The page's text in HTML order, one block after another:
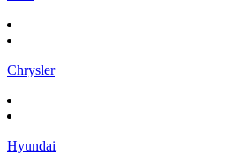
Chrysler
Hyundai